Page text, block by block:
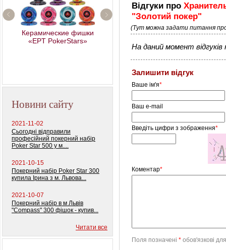
Керамические фишки
«EPT PokerStars»
Профессиональный
покерный набор
Новини сайту
2021-11-02
Сьогодні відправили
професійний покерний набір
Poker Star 500 у м....
2021-10-15
Покерний набір Poker Star 300
купила Ірина з м. Львова...
2021-10-07
Покерний набір в м Львів
"Compass" 300 фішок - купив...
Читати все
Відгуки про
"Золотий покер"
(Тут можна задати питання
На даний момент відгуків
Залишити відгук
Ваше ім'я*
Ваш e-mail
Введіть цифри з зображення*
Коментар*
Поля позначені * обов'язкові